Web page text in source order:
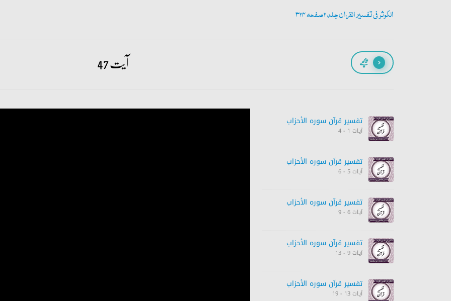
الکوثر فی تفسیر القران جلد 2 صفحہ 324
پیچھے آیت 47
تفسیر قرآن سورہ ‎الأحزاب‎
آیات 1 - 4
تفسیر قرآن سورہ ‎الأحزاب‎
آیات 5 - 6
تفسیر قرآن سورہ ‎الأحزاب‎
آیات 6 - 9
تفسیر قرآن سورہ ‎الأحزاب‎
آیات 9 - 13
تفسیر قرآن سورہ ‎الأحزاب‎
آیات 13 - 19